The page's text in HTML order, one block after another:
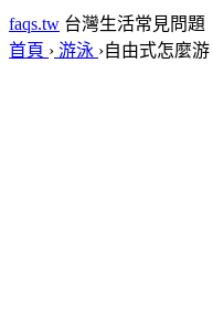
faqs.tw 台灣生活常見問題
首頁 › 游泳 ›自由式怎麼